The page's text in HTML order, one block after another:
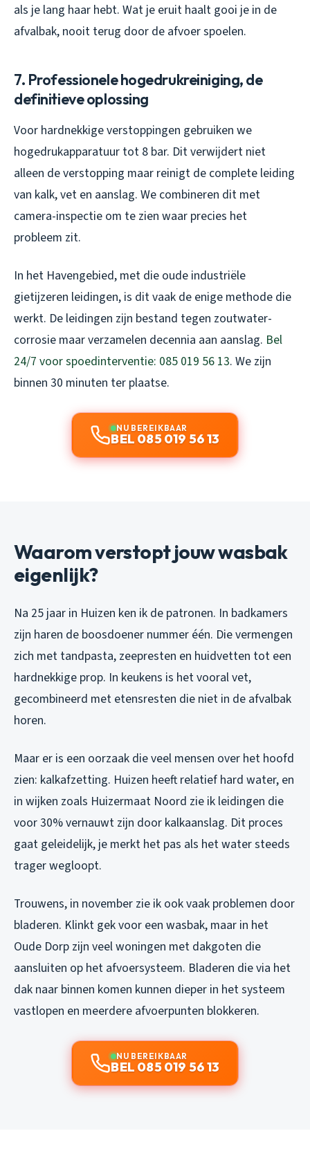
als je lang haar hebt. Wat je eruit haalt gooi je in de
afvalbak, nooit terug door de afvoer spoelen.
7. Professionele hogedrukreiniging, de
definitieve oplossing
Voor hardnekkige verstoppingen gebruiken we
hogedrukapparatuur tot 8 bar. Dit verwijdert niet
alleen de verstopping maar reinigt de complete leiding
van kalk, vet en aanslag. We combineren dit met
camera-inspectie om te zien waar precies het
probleem zit.
In het Havengebied, met die oude industriële
gietijzeren leidingen, is dit vaak de enige methode die
werkt. De leidingen zijn bestand tegen zoutwater-
corrosie maar verzamelen decennia aan aanslag. Bel
24/7 voor spoedinterventie: 085 019 56 13. We zijn
binnen 30 minuten ter plaatse.
NU BEREIKBAAR
BEL 085 019 56 13
Waarom verstopt jouw wasbak
eigenlijk?
Na 25 jaar in Huizen ken ik de patronen. In badkamers
zijn haren de boosdoener nummer één. Die vermengen
zich met tandpasta, zeepresten en huidvetten tot een
hardnekkige prop. In keukens is het vooral vet,
gecombineerd met etensresten die niet in de afvalbak
horen.
Maar er is een oorzaak die veel mensen over het hoofd
zien: kalkafzetting. Huizen heeft relatief hard water, en
in wijken zoals Huizermaat Noord zie ik leidingen die
voor 30% vernauwt zijn door kalkaanslag. Dit proces
gaat geleidelijk, je merkt het pas als het water steeds
trager wegloopt.
Trouwens, in november zie ik ook vaak problemen door
bladeren. Klinkt gek voor een wasbak, maar in het
Oude Dorp zijn veel woningen met dakgoten die
aansluiten op het afvoersysteem. Bladeren die via het
dak naar binnen komen kunnen dieper in het systeem
vastlopen en meerdere afvoerpunten blokkeren.
NU BEREIKBAAR
BEL 085 019 56 13